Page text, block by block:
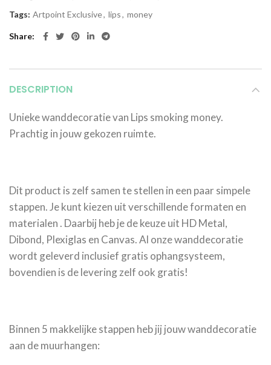
Tags: Artpoint Exclusive, lips, money
Share
DESCRIPTION
Unieke wanddecoratie van Lips smoking money.
Prachtig in jouw gekozen ruimte.
Dit product is zelf samen te stellen in een paar simpele
stappen. Je kunt kiezen uit verschillende formaten en
materialen . Daarbij heb je de keuze uit HD Metal,
Dibond, Plexiglas en Canvas. Al onze wanddecoratie
wordt geleverd inclusief gratis ophangsysteem,
bovendien is de levering zelf ook gratis!
Binnen 5 makkelijke stappen heb jij jouw wanddecoratie
aan de muurhangen: